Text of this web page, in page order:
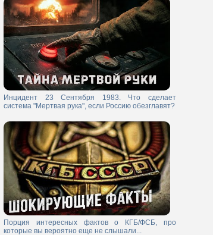
Инцидент 23 Сентября 1983. Что сделает
система "Мертвая рука", если Россию обезглавят?
Порция интересных фактов о КГБ/ФСБ, про
которые вы вероятно еще не слышали...